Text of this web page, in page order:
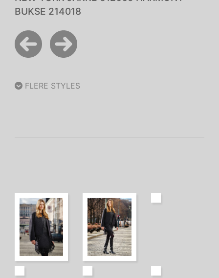
BUKSE 214018
FLERE STYLES